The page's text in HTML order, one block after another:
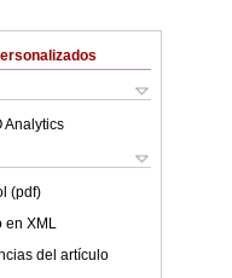
Analytics
(pdf)
en XML
del artículo